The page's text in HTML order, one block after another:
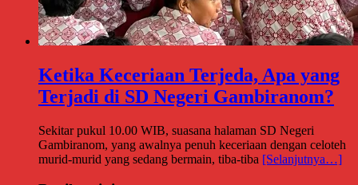
Ketika Keceriaan Terjeda, Apa yang
Terjadi di SD Negeri Gambiranom?
Sekitar pukul 10.00 WIB, suasana halaman SD Negeri
Gambiranom, yang awalnya penuh keceriaan dengan celoteh
murid-murid yang sedang bermain, tiba-tiba [Selanjutnya…]